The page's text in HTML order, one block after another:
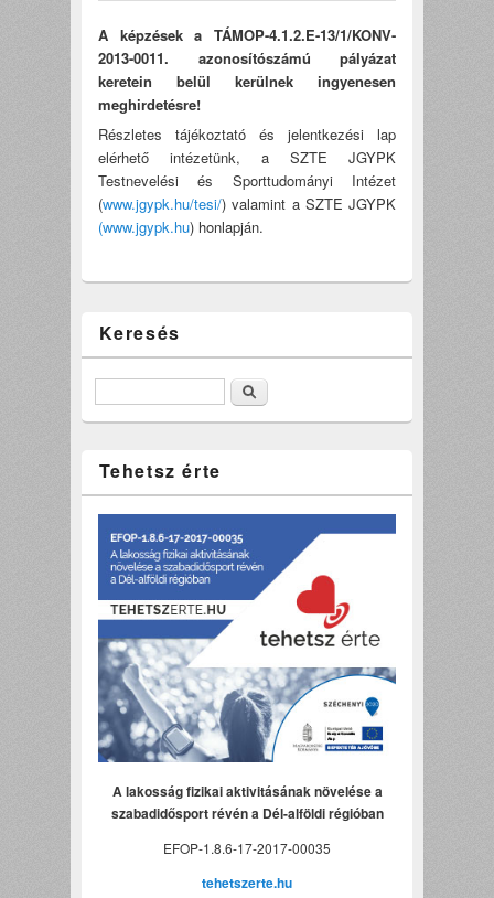
A képzések a TÁMOP-4.1.2.E-13/1/KONV-
2013-0011. azonosítószámú pályázat
keretein belül kerülnek ingyenesen
meghirdetésre!
Részletes tájékoztató és jelentkezési lap
elérhető intézetünk, a SZTE JGYPK
Testnevelési és Sporttudományi Intézet
(www.jgypk.hu/tesi/) valamint a SZTE JGYPK
(www.jgypk.hu) honlapján.
Keresés
Keresés
Tehetsz érte
A lakosság fizikai aktivitásának növelése a
szabadidősport révén a Dél-alföldi régióban
EFOP-1.8.6-17-2017-00035
tehetszerte.hu